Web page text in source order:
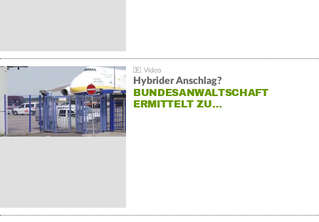
Hybrider Anschlag?
BUNDESANWALTSCHAFT
ERMITTELT ZU…